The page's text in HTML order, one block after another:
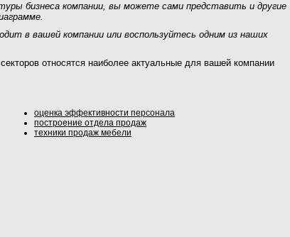
бизнеса компании, вы можете сами представить и другие
в вашей компании или воспользуйтесь одним из наших
относятся наиболее актуальные для вашей компании
оценка эффективности персонала
построение отдела продаж
техники продаж мебели